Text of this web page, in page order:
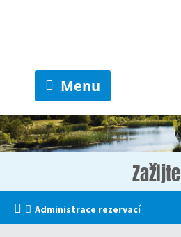
Menu
Zažijte
Administrace rezervací